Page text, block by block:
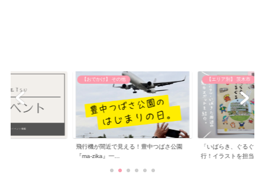
【おでかけ】 その他
飛行機が間近で見える！豊中つばさ公園
『ma-zika』一...
【エリア別】 茨木市
「いばらき、ぐるぐる
行！イラストを担当...